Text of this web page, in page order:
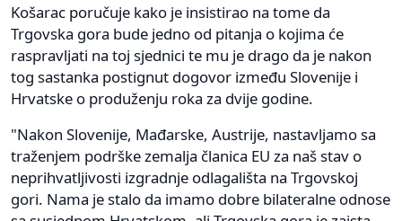
Košarac poručuje kako je insistirao na tome da
Trgovska gora bude jedno od pitanja o kojima će
raspravljati na toj sjednici te mu je drago da je nakon
tog sastanka postignut dogovor između Slovenije i
Hrvatske o produženju roka za dvije godine.
"Nakon Slovenije, Mađarske, Austrije, nastavljamo sa
traženjem podrške zemalja članica EU za naš stav o
neprihvatljivosti izgradnje odlagališta na Trgovskoj
gori. Nama je stalo da imamo dobre bilateralne odnose